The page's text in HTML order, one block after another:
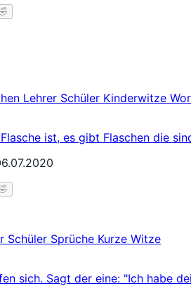
Lehrer Schüler Kinderwitze
ist, es gibt Flaschen die
Schüler Sprüche Kurze Witze
sich. Sagt der eine: "Ich habe